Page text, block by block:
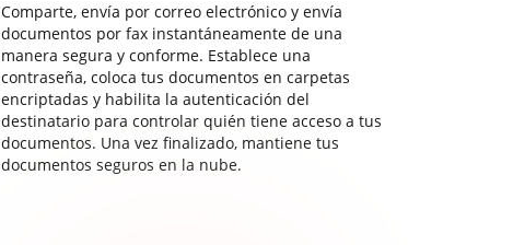
Comparte, envía por correo electrónico y envía
documentos por fax instantáneamente de una
manera segura y conforme. Establece una
contraseña, coloca tus documentos en carpetas
encriptadas y habilita la autenticación del
destinatario para controlar quién tiene acceso a tus
documentos. Una vez finalizado, mantiene tus
documentos seguros en la nube.